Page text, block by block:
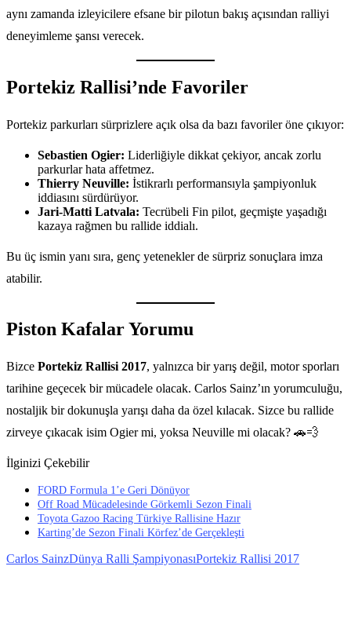
aynı zamanda izleyicilere efsane bir pilotun bakış açısından ralliyi
deneyimleme şansı verecek.
Portekiz Rallisi’nde Favoriler
Portekiz parkurları sürprizlere açık olsa da bazı favoriler öne çıkıyor:
Sebastien Ogier: Liderliğiyle dikkat çekiyor, ancak zorlu
parkurlar hata affetmez.
Thierry Neuville: İstikrarlı performansıyla şampiyonluk
iddiasını sürdürüyor.
Jari-Matti Latvala: Tecrübeli Fin pilot, geçmişte yaşadığı
kazaya rağmen bu rallide iddialı.
Bu üç ismin yanı sıra, genç yetenekler de sürpriz sonuçlara imza
atabilir.
Piston Kafalar Yorumu
Bizce Portekiz Rallisi 2017, yalnızca bir yarış değil, motor sporları
tarihine geçecek bir mücadele olacak. Carlos Sainz’ın yorumculuğu,
nostaljik bir dokunuşla yarışı daha da özel kılacak. Sizce bu rallide
zirveye çıkacak isim Ogier mi, yoksa Neuville mi olacak? 🚗💨
İlginizi Çekebilir
FORD Formula 1’e Geri Dönüyor
Off Road Mücadelesinde Görkemli Sezon Finali
Toyota Gazoo Racing Türkiye Rallisine Hazır
Karting’de Sezon Finali Körfez’de Gerçekleşti
Carlos SainzDünya Ralli ŞampiyonasıPortekiz Rallisi 2017